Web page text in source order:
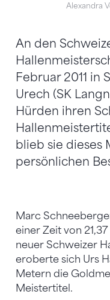
Alexandra
An den
Februar 2011 in
Urech (SK
Hürden ihren
blieb sie dieses
persönlichen
Marc
einer Zeit von
neuer Schweizer
eroberte sich Urs
Metern die
Meistertitel.